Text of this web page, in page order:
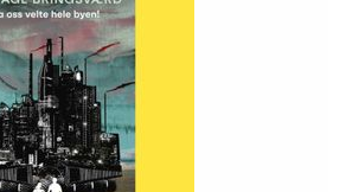
2026.Medvirkende: Tomas
og Ingris Bie
Åsmund Ådnøy.Alt om
https://www.sølvberget.no